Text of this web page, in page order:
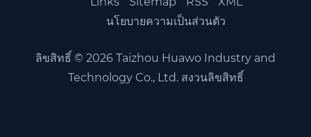
นโยบายความเป็นส่วนตัว
ลิขสิทธิ์ © 2026 Taizhou Huawo Industry and
Technology Co., Ltd. สงวนลิขสิทธิ์